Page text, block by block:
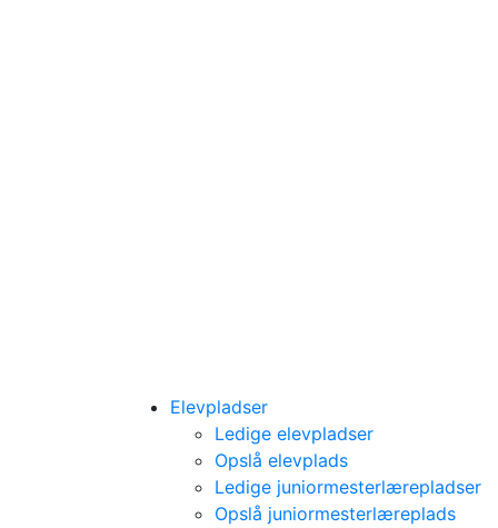
Elevpladser
Ledige elevpladser
Opslå elevplads
Ledige juniormesterlærepladser
Opslå juniormesterlæreplads